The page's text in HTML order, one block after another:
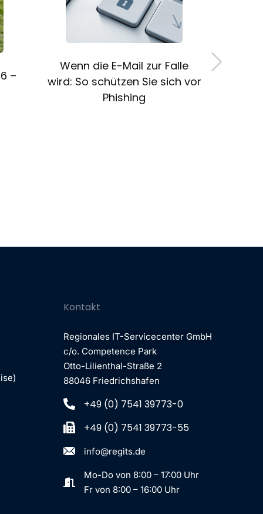
–
Wenn die E-Mail zur Falle
wird: So schützen Sie sich vor
Phishing
Kontakt
Regionales IT-Servicecenter GmbH
c/o. Competence Park
Otto-Lilienthal-Straße 2
88046 Friedrichshafen
+49 (0) 7541 39773-0
+49 (0) 7541 39773-55
info@regits.de
Mo-Do von 8:00 – 17:00 Uhr
Fr von 8:00 – 16:00 Uhr